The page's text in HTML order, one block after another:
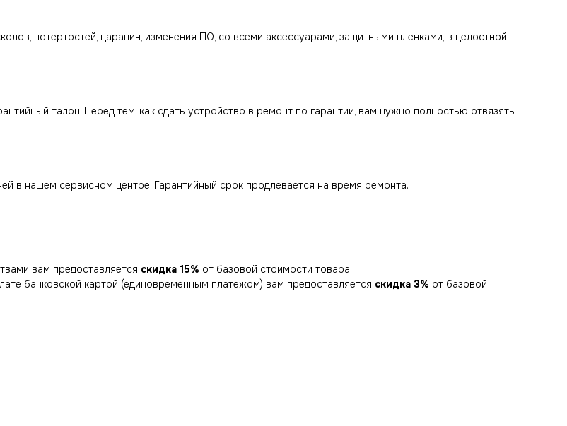
потертостей, царапин, изменения ПО, со всеми аксессуарами, защитными пленками, в целостной
талон. Перед тем, как сдать устройство в ремонт по гарантии, вам нужно полностью отвязять
в нашем сервисном центре. Гарантийный срок продлевается на время ремонта.
вам предоставляется скидка 15% от базовой стоимости товара.
банковской картой (единовременным платежом) вам предоставляется скидка 3% от базовой